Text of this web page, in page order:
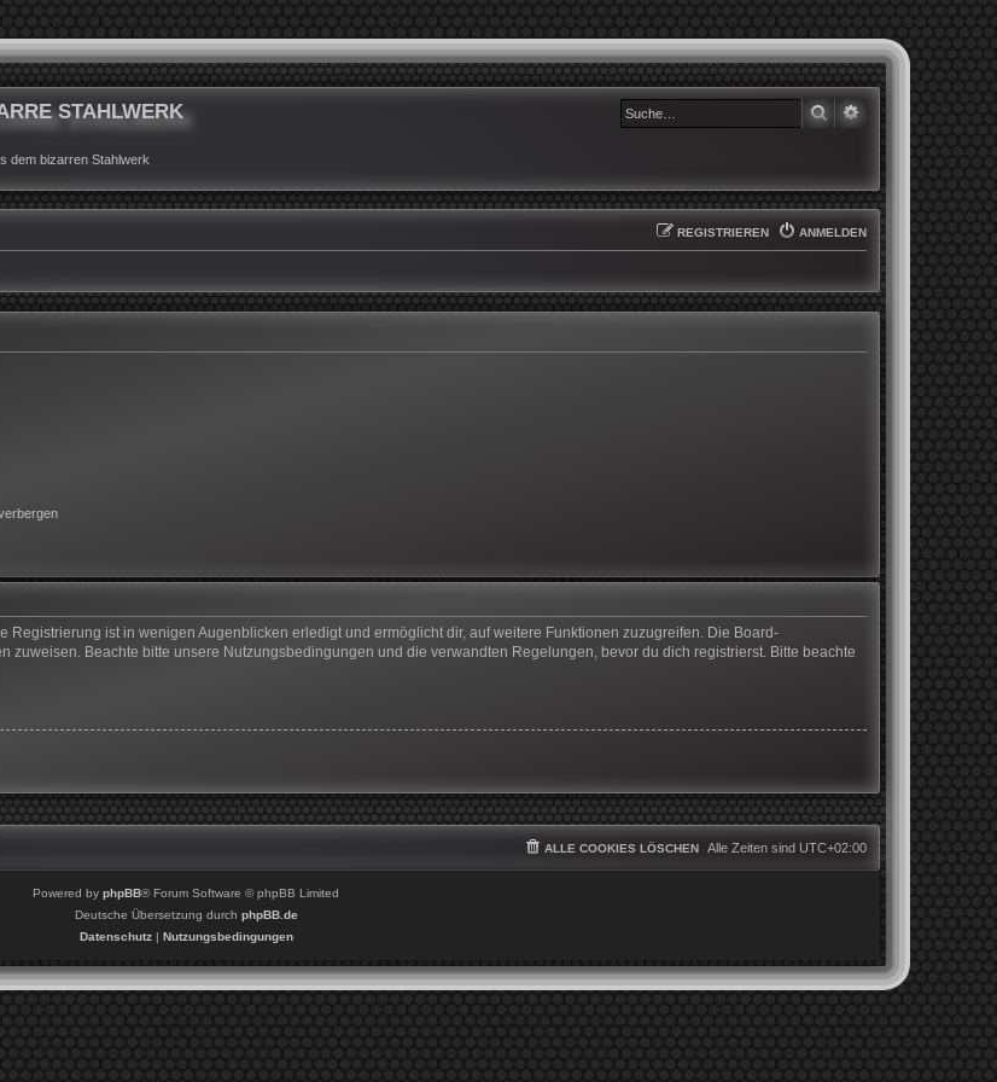
STAHLWERK
dem bizarren Stahlwerk
SUCHE
ANMELDEN
REGISTRIEREN
Registrierung ist in wenigen Augenblicken erledigt und ermöglicht dir, auf weitere Funktionen zuzugreifen. Die Board-
zuweisen. Beachte bitte unsere Nutzungsbedingungen und die verwandten Regelungen, bevor du dich registrierst. Bitte beachte
Alle Zeiten sind UTC+02:00
ALLE COOKIES LÖSCHEN
Powered by phpBB® Forum Software © phpBB Limited
Deutsche Übersetzung durch phpBB.de
Datenschutz| Nutzungsbedingungen